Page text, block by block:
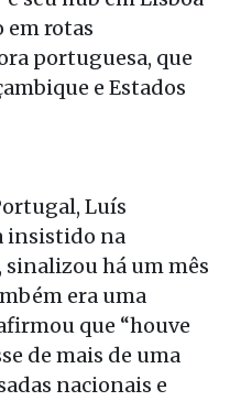
em rotas
portuguesa, que
e Estados
Luís
insistido na
sinalizou há um mês
era uma
que “houve
de mais de uma
nacionais e